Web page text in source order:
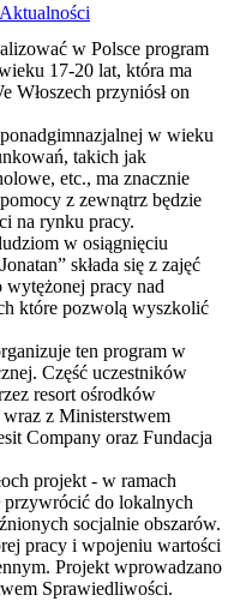
Aktualności
w Polsce program
17-20 lat, która ma
Włoszech przyniósł on
w wieku
takich jak
etc., ma znacznie
z zewnątrz będzie
na rynku pracy.
w osiągnięciu
składa się z zajęć
wytężonej pracy nad
które pozwolą wyszkolić
ten program w
Część uczestników
resort ośrodków
z Ministerstwem
Company oraz Fundacja
projekt - w ramach
do lokalnych
socjalnie obszarów.
pracy i wpojeniu wartości
Projekt wprowadzano
Sprawiedliwości.